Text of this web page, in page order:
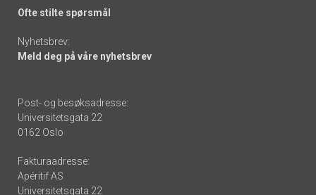
Ofte stilte spørsmål
Nyhetsbrev:
Meld deg på våre nyhetsbrev
Post- og besøksadresse:
Universitetsgata 22
0162 Oslo
Fakturaadresse:
Apéritif AS
Universitetsgata 22